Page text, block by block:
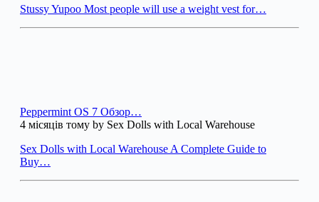
Stussy Yupoo Most people will use a weight vest for…
Peppermint OS 7 Обзор…
4 місяців тому by Sex Dolls with Local Warehouse
Sex Dolls with Local Warehouse A Complete Guide to
Buy…